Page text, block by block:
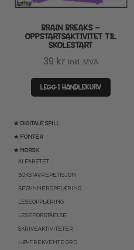
★ DIGITALE SPILL
★ FONTER
★ NORSK
ALFABETET
BOKSTAVREPETISJON
BEGYNNEROPPLÆRING
LESEOPPLÆRING
LESEFORSTÅELSE
SKRIVEAKTIVITETER
HØYFREKVENTE ORD
BRAIN BREAKS –
OPPSTARTSAKTIVITET TIL
SKOLESTART
39 kr inkl. MVA
LEGG I HANDLEKURV